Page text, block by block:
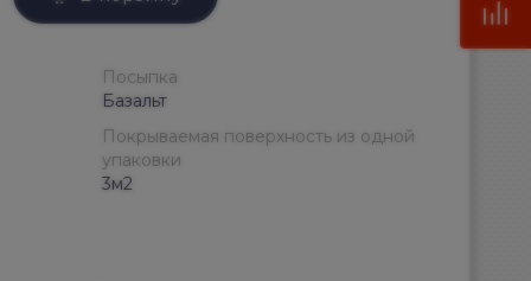
Посыпка
Базальт
Покрываемая поверхность из одной
упаковки
3м2